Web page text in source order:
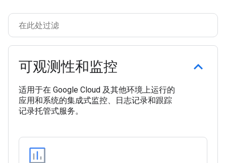
可观测性和监控
适用于在 Google Cloud 及其他环境上运行的
应用和系统的集成式监控、日志记录和跟踪
记录托管式服务。